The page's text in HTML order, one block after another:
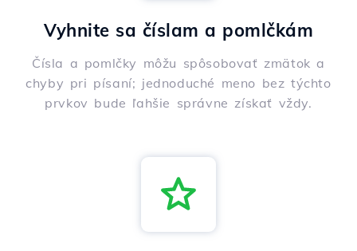
Vyhnite sa číslam a pomlčkám
Čísla a pomlčky môžu spôsobovať zmätok a
chyby pri písaní; jednoduché meno bez týchto
prvkov bude ľahšie správne získať vždy.